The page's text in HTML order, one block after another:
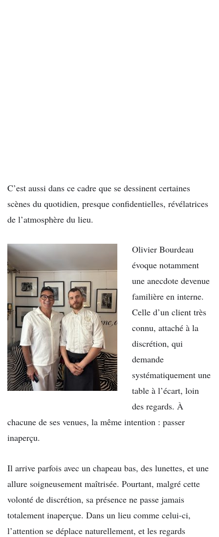
C’est aussi dans ce cadre que se dessinent certaines
scènes du quotidien, presque confidentielles, révélatrices
de l’atmosphère du lieu.
Olivier Bourdeau
évoque notamment
une anecdote devenue
familière en interne.
Celle d’un client très
connu, attaché à la
discrétion, qui
demande
systématiquement une
table à l’écart, loin
des regards. À
chacune de ses venues, la même intention : passer
inaperçu.
Il arrive parfois avec un chapeau bas, des lunettes, et une
allure soigneusement maîtrisée. Pourtant, malgré cette
volonté de discrétion, sa présence ne passe jamais
totalement inaperçue. Dans un lieu comme celui-ci,
l’attention se déplace naturellement, et les regards